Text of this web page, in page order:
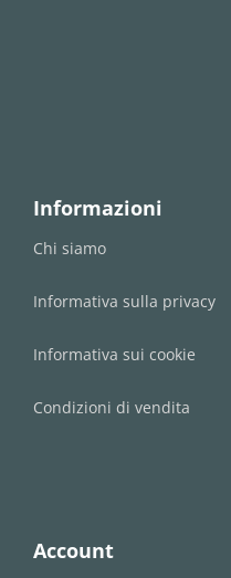
Informazioni
Chi siamo
Informativa sulla privacy
Informativa sui cookie
Condizioni di vendita
Account